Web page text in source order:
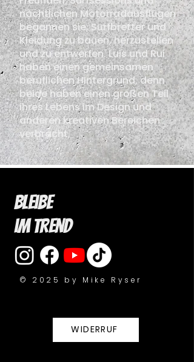
nächtlichen Motorradausflügen
begannen sie, Surfbretter und
Kleidung zu bauen, herzustellen
und zu entwerfen. Luis und Rui
haben einen gemeinsamen
beruflichen Hintergrund, denn
beide haben einen großen Teil
ihres Lebens im Design und
anderen kreativen Bereichen
verbracht.
Bleibe
im Trend
© 2025 by Mike Ryser
WIDERRUF